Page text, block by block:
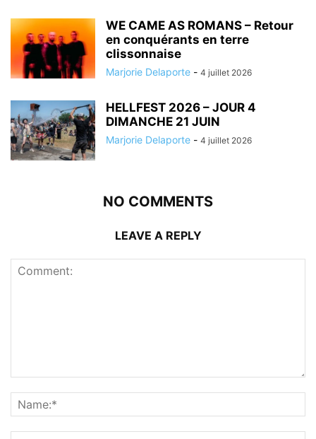
WE CAME AS ROMANS – Retour
en conquérants en terre
clissonnaise
Marjorie Delaporte - 4 juillet 2026
HELLFEST 2026 – JOUR 4
DIMANCHE 21 JUIN
Marjorie Delaporte - 4 juillet 2026
NO COMMENTS
LEAVE A REPLY